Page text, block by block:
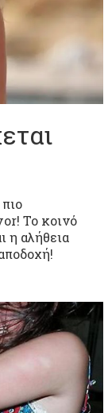
Το κοινό
η αλήθεια